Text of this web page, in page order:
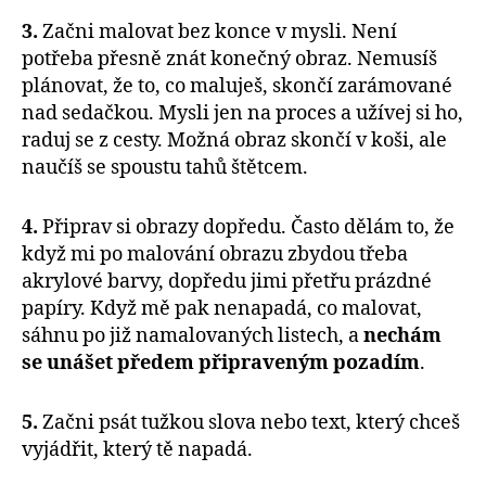
3. Začni malovat bez konce v mysli. Není
potřeba přesně znát konečný obraz. Nemusíš
plánovat, že to, co maluješ, skončí zarámované
nad sedačkou. Mysli jen na proces a užívej si ho,
raduj se z cesty. Možná obraz skončí v koši, ale
naučíš se spoustu tahů štětcem.
4. Připrav si obrazy dopředu. Často dělám to, že
když mi po malování obrazu zbydou třeba
akrylové barvy, dopředu jimi přetřu prázdné
papíry. Když mě pak nenapadá, co malovat,
sáhnu po již namalovaných listech, anechám
se unášet předem připraveným pozadím.
5. Začni psát tužkou slova nebo text, který chceš
vyjádřit, který tě napadá.